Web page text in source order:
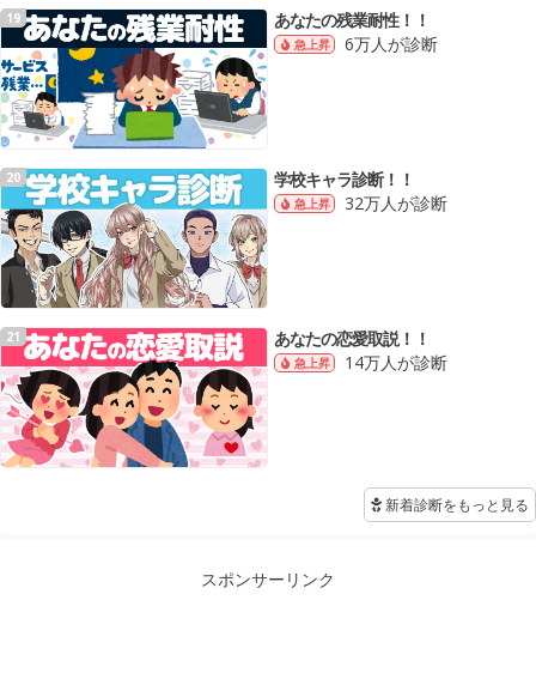
19 あなたの残業耐性！！
急上昇 6万人が診断
20 学校キャラ診断！！
急上昇 32万人が診断
21 あなたの恋愛取説！！
急上昇 14万人が診断
新着診断をもっと見る
スポンサーリンク